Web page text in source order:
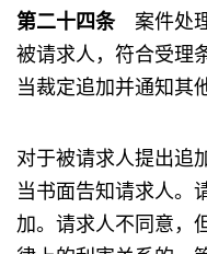
第二十四条案件处理
被请求人，符合受理
当裁定追加并通知其
对于被请求人提出追
当书面告知请求人。
加。请求人不同意，